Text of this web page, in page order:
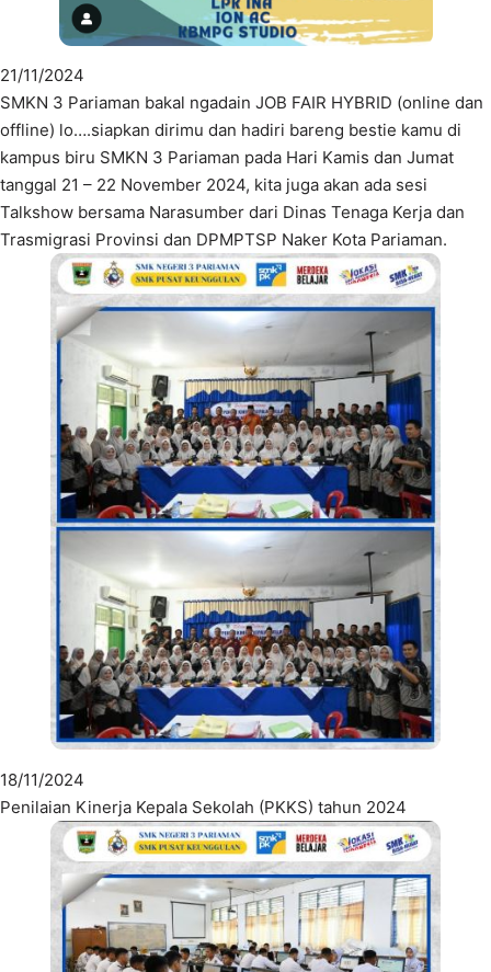
21/11/2024
SMKN 3 Pariaman bakal ngadain JOB FAIR HYBRID (online dan
offline) lo….siapkan dirimu dan hadiri bareng bestie kamu di
kampus biru SMKN 3 Pariaman pada Hari Kamis dan Jumat
tanggal 21 – 22 November 2024, kita juga akan ada sesi
Talkshow bersama Narasumber dari Dinas Tenaga Kerja dan
Trasmigrasi Provinsi dan DPMPTSP Naker Kota Pariaman.
18/11/2024
Penilaian Kinerja Kepala Sekolah (PKKS) tahun 2024